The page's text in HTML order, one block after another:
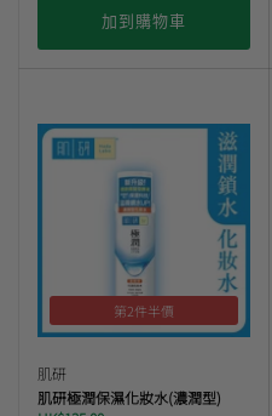
加到購物車
第2件半價
肌研
肌研極潤保濕化妝水(濃潤型)